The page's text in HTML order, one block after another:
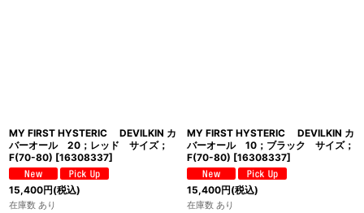
MY FIRST HYSTERIC DEVILKIN カ
バーオール 20；レッド サイズ；
F(70-80) [16308337]
15,400円(税込)
在庫数 あり
MY FIRST HYSTERIC DEVILKIN カ
バーオール 10；ブラック サイズ；
F(70-80) [16308337]
15,400円(税込)
在庫数 あり